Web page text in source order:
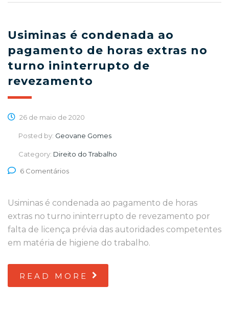
Usiminas é condenada ao
pagamento de horas extras no
turno ininterrupto de
revezamento
26 de maio de 2020
Posted by: Geovane Gomes
Category: Direito do Trabalho
6 Comentários
Usiminas é condenada ao pagamento de horas
extras no turno ininterrupto de revezamento por
falta de licença prévia das autoridades competentes
em matéria de higiene do trabalho.
READ MORE